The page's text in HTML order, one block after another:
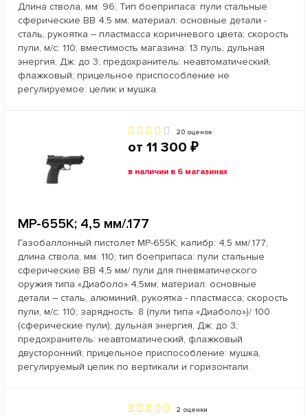
Длина ствола, мм: 96; Тип боеприпаса: пули стальные
сферические ВВ 4,5 мм; материал: основные детали -
сталь, рукоятка – пластмасса коричневого цвета; скорость
пули, м/с: 110; вместимость магазина: 13 пуль; дульная
энергия, Дж: до 3; предохранитель: неавтоматический,
флажковый; прицельное приспособление не
регулируемое: целик и мушка.
МР-655К; 4,5 мм/.177
Газобаллонный пистолет МР-655К; калибр: 4,5 мм/.177;
длина ствола, мм: 110; тип боеприпаса: пули стальные
сферические ВВ 4,5 мм/ пули для пневматического
оружия типа «Диаболо» 4,5мм; материал: основные
детали – сталь, алюминий, рукоятка - пластмасса; скорость
пули, м/с: 110; зарядность: 8 (пули типа «Диаболо»)/ 100
(сферические пули); дульная энергия, Дж: до 3;
предохранитель: неавтоматический, флажковый
двусторонний; прицельное приспособление: мушка,
регулируемый целик по вертикали и горизонтали.
20 оценок
от 11 300 ₽
в наличии в 6 магазинах
2 оценки